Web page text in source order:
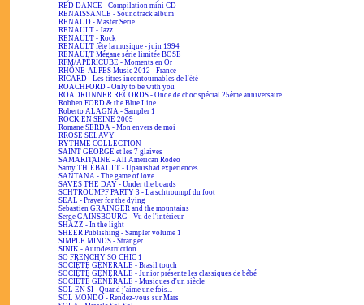
RED DANCE - Compilation mini CD
RENAISSANCE - Soundtrack album
RENAUD - Master Serie
RENAULT - Jazz
RENAULT - Rock
RENAULT fête la musique - juin 1994
RENAULT Mégane série limitée BOSE
RFM/APÉRICUBE - Moments en Or
RHÔNE-ALPES Music 2012 - France
RICARD - Les titres incontournables de l'été
ROACHFORD - Only to be with you
ROADRUNNER RECORDS - Onde de choc spécial 25ème anniversaire
Robben FORD & the Blue Line
Roberto ALAGNA - Sampler 1
ROCK EN SEINE 2009
Romane SERDA - Mon envers de moi
RROSE SELAVY
RYTHME COLLECTION
SAINT GEORGE et les 7 glaives
SAMARITAINE - All American Rodeo
Samy THIÉBAULT - Upanishad experiences
SANTANA - The game of love
SAVES THE DAY - Under the boards
SCHTROUMPF PARTY 3 - La schtroumpf du foot
SEAL - Prayer for the dying
Sebastien GRAINGER and the mountains
Serge GAINSBOURG - Vu de l'intérieur
SHAZZ - In the light
SHEER Publishing - Sampler volume 1
SIMPLE MINDS - Stranger
SINIK - Autodestruction
SO FRENCHY SO CHIC 1
SOCIÉTÉ GÉNÉRALE - Brasil touch
SOCIÉTÉ GÉNÉRALE - Junior présente les classiques de bébé
SOCIÉTÉ GÉNÉRALE - Musiques d'un siècle
SOL EN SI - Quand j'aime une fois...
SOL MONDO - Rendez-vous sur Mars